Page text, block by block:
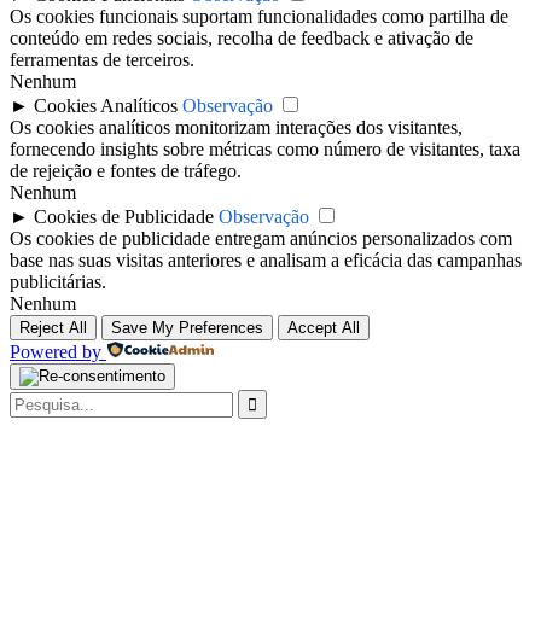
Os cookies funcionais suportam funcionalidades como partilha de
conteúdo em redes sociais, recolha de feedback e ativação de
ferramentas de terceiros.
Nenhum
► Cookies Analíticos Observação
Os cookies analíticos monitorizam interações dos visitantes,
fornecendo insights sobre métricas como número de visitantes, taxa
de rejeição e fontes de tráfego.
Nenhum
► Cookies de Publicidade Observação
Os cookies de publicidade entregam anúncios personalizados com
base nas suas visitas anteriores e analisam a eficácia das campanhas
publicitárias.
Nenhum
Reject All Save My Preferences Accept All
Powered by